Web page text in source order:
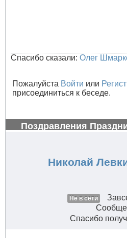
Спасибо сказали: Олег
Пожалуйста Войти или
присоединиться к беседе.
Поздравления
Николай
Не в сети
Спасибо